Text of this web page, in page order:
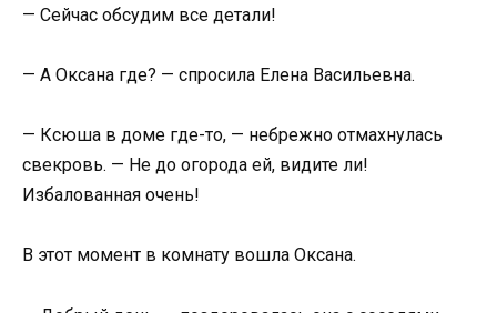
— Сейчас обсудим все детали!
— А Оксана где? — спросила Елена Васильевна.
— Ксюша в доме где-то, — небрежно отмахнулась
свекровь. — Не до огорода ей, видите ли!
Избалованная очень!
В этот момент в комнату вошла Оксана.